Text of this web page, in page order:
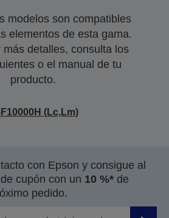
modelos son compatibles
elementos de esta gama.
más detalles, consulta los
o el manual de tu
producto.
(Lc,Lm)
con Epson y consigue al
cupón con un 10 %* de
pedido.